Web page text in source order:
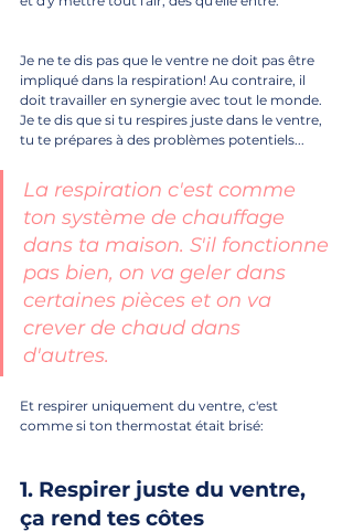
Je ne te dis pas que le ventre ne doit pas être
impliqué dans la respiration! Au contraire, il
doit travailler en synergie avec tout le monde.
Je te dis que si tu respires juste dans le ventre,
tu te prépares à des problèmes potentiels...
La respiration c'est comme
ton système de chauffage
dans ta maison. S'il fonctionne
pas bien, on va geler dans
certaines pièces et on va
crever de chaud dans
d'autres.
Et respirer uniquement du ventre, c'est
comme si ton thermostat était brisé:
1. Respirer juste du ventre,
ça rend tes côtes